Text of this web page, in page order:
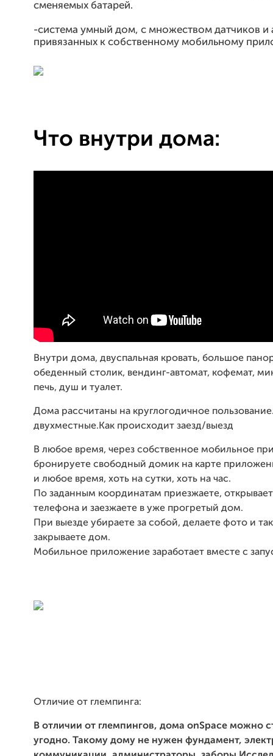
сменяемых батарей.
-система умный дом, с множеством датчиков и
привязанных к собственному мобильному
Что внутри дома:
Внутри дома, двуспальная кровать, большое
обеденный столик, вендинг-автомат, кофемат,
печь, душ и туалет.
Дома рассчитаны на круглогодичное
двухместные.Как происходит заезд/выезд
В любое время, через собственное мобильное
бронируете свободный домик на карте
и любое время, хоть на сутки, хоть на час.
По заданным координатам приезжаете,
телефона и заезжаете в уже прогретый дом.
При выезде убираете за собой, делаете фото и
закрываете дом.
Мобильное приложение заработает вместе с
Отличие от глемпинга:
В отличии от глемпингов, дома onSpace можно
угодно. Такому дому не нужен фундамент,